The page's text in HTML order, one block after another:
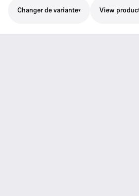
Changer de variante View